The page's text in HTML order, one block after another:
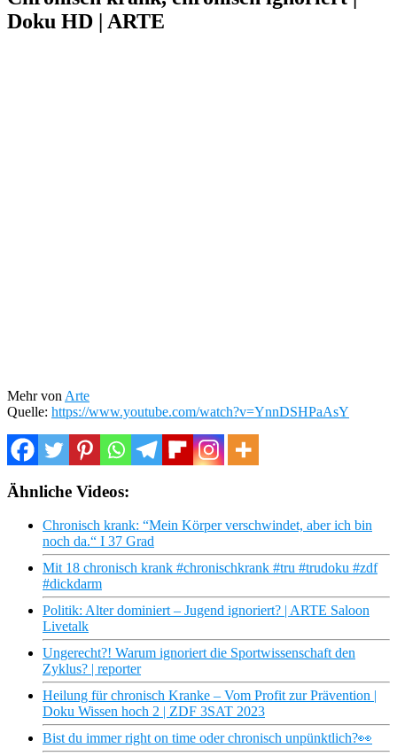
Doku HD | ARTE
Mehr von Arte
Quelle: https://www.youtube.com/watch?v=YnnDSHPaAsY
Ähnliche Videos:
Chronisch krank: “Mein Körper verschwindet, aber ich bin
noch da.“ I 37 Grad
Mit 18 chronisch krank #chronischkrank #tru #trudoku #zdf
#dickdarm
Politik: Alter dominiert – Jugend ignoriert? | ARTE Saloon
Livetalk
Ungerecht?! Warum ignoriert die Sportwissenschaft den
Zyklus? | reporter
Heilung für chronisch Kranke – Vom Profit zur Prävention |
Doku Wissen hoch 2 | ZDF 3SAT 2023
Bist du immer right on time oder chronisch unpünktlich?👀